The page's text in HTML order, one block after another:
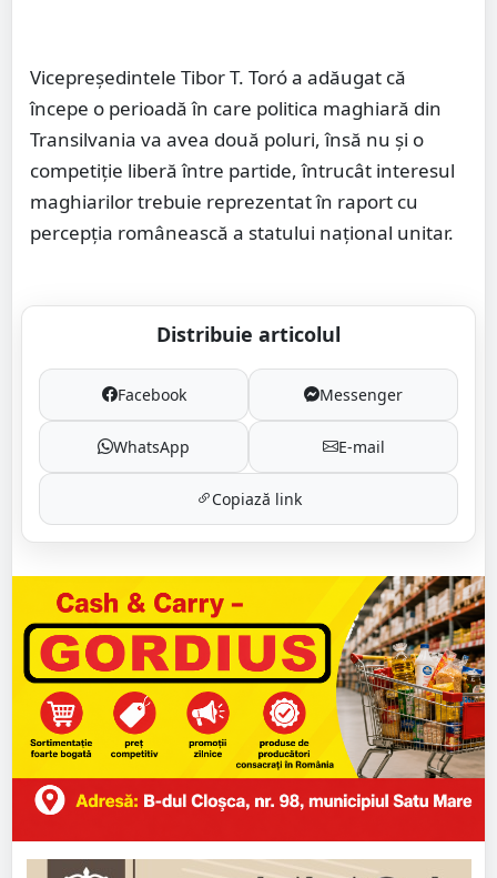
Vicepreşedintele Tibor T. Toró a adăugat că
începe o perioadă în care politica maghiară din
Transilvania va avea două poluri, însă nu şi o
competiţie liberă între partide, întrucât interesul
maghiarilor trebuie reprezentat în raport cu
percepţia românească a statului naţional unitar.
Distribuie articolul
Facebook Messenger
WhatsApp E-mail
Copiază link